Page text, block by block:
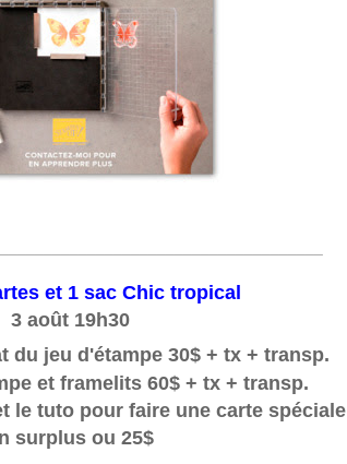
et 1 sac Chic tropical
3 août 19h30
du jeu d'étampe 30$ + tx + transp.
et framelits 60$ + tx + transp.
le tuto pour faire une carte spéciale
surplus ou 25$